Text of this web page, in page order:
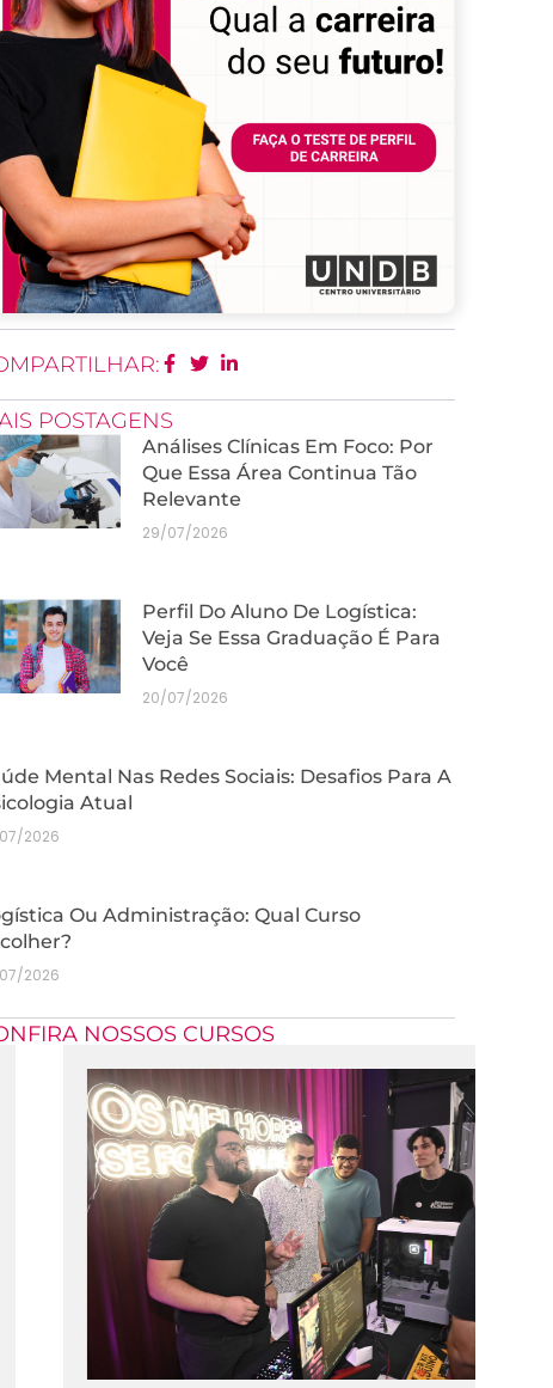
POSTAGENS
Análises Clínicas Em Foco: Por
Que Essa Área Continua Tão
Relevante
29/07/2026
Perfil Do Aluno De Logística:
Veja Se Essa Graduação É Para
Você
20/07/2026
Mental Nas Redes Sociais: Desafios Para A
Atual
2026
Ou Administração: Qual Curso
2026
NOSSOS CURSOS